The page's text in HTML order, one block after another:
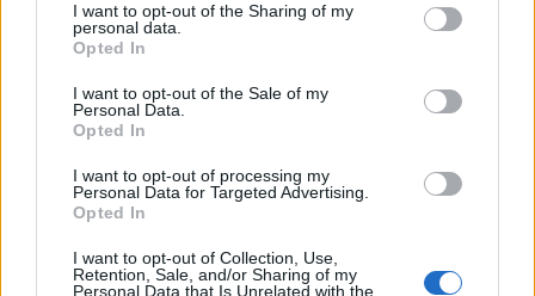
not limited to your visit or usage behaviour. You may click to
grant or deny consent to Google and its third-party tags to
use your data for below specified purposes in below Google
consent section.
I want to opt-out of the Sharing of my
personal data.
Opted In
I want to opt-out of the Sale of my
Personal Data.
Opted In
I want to opt-out of processing my
Personal Data for Targeted Advertising.
Opted In
I want to opt-out of Collection, Use,
Retention, Sale, and/or Sharing of my
Personal Data that Is Unrelated with the
GalluraOggi.it
i tuoi video e le tue foto
Su WhatsApp al numero +39